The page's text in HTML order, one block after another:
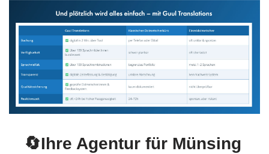
🔄Ihre Agentur für Münsing